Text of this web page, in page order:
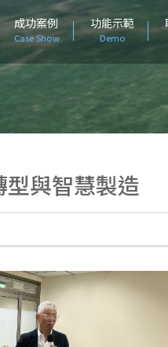
成功案例
Case Show
功能示範
Demo
與智慧製造